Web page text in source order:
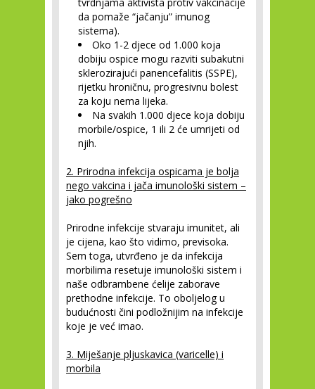
da pomaže “jačanju” imunog
sistema).
Oko 1-2 djece od 1.000 koja
dobiju ospice mogu razviti subakutni
sklerozirajući panencefalitis (SSPE),
rijetku hroničnu, progresivnu bolest
za koju nema lijeka.
Na svakih 1.000 djece koja dobiju
morbile/ospice, 1 ili 2 će umrijeti od
njih.
2. Prirodna infekcija ospicama je bolja
nego vakcina i jača imunološki sistem –
jako pogrešno
Prirodne infekcije stvaraju imunitet, ali
je cijena, kao što vidimo, previsoka.
Sem toga, utvrđeno je da infekcija
morbilima resetuje imunološki sistem i
naše odbrambene ćelije zaborave
prethodne infekcije. To oboljelog u
budućnosti čini podložnijim na infekcije
koje je već imao.
3. Miješanje pljuskavica (varicelle) i
morbila